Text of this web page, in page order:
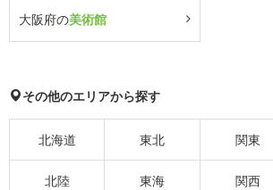
大阪府の美術館
その他のエリアから探す
北海道 東北 関東
北陸 東海 関西